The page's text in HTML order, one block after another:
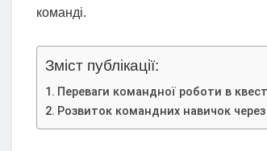
команді.
Зміст публікації:
Переваги командної роботи в
Розвиток командних навичок